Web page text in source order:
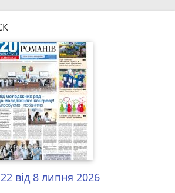
від 8 липня 2026